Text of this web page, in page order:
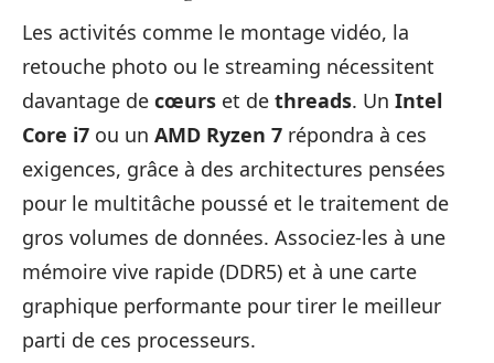
Les activités comme le montage vidéo, la
retouche photo ou le streaming nécessitent
davantage de cœurs et de threads. Un Intel
Core i7 ou un AMD Ryzen 7 répondra à ces
exigences, grâce à des architectures pensées
pour le multitâche poussé et le traitement de
gros volumes de données. Associez-les à une
mémoire vive rapide (DDR5) et à une carte
graphique performante pour tirer le meilleur
parti de ces processeurs.